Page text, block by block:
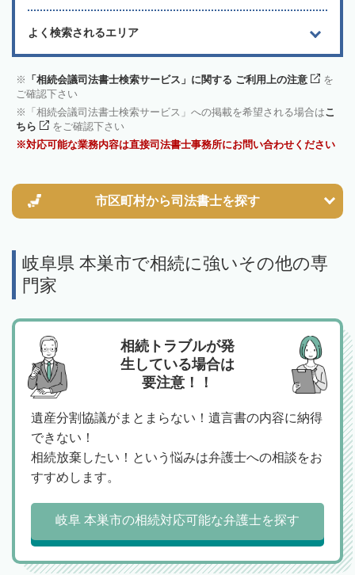
よく検索されるエリア
「相続会議司法書士検索サービス」に関する ご利用上の注意
を
ご確認下さい
「相続会議司法書士検索サービス」への掲載を希望される場合はこ
ちら
をご確認下さい
対応可能な業務内容は直接司法書士事務所にお問い合わせください
市区町村から司法書士を探す
岐阜県 本巣市で相続に強いその他の専
門家
相続トラブルが発
生している場合は
要注意！！
遺産分割協議がまとまらない！遺言書の内容に納得
できない！
相続放棄したい！という悩みは弁護士への相談をお
すすめします。
岐阜 本巣市の相続対応可能な弁護士を探す